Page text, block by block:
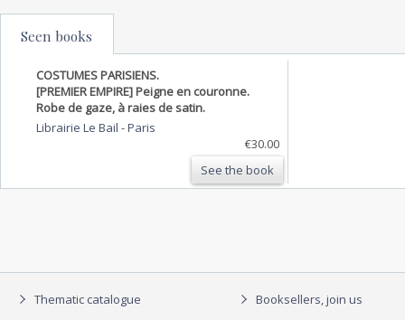
Seen books
COSTUMES PARISIENS.
[PREMIER EMPIRE] Peigne en couronne.
Robe de gaze, à raies de satin.
Librairie Le Bail -Paris
€30.00
See the book
Thematic catalogue
Booksellers, join us